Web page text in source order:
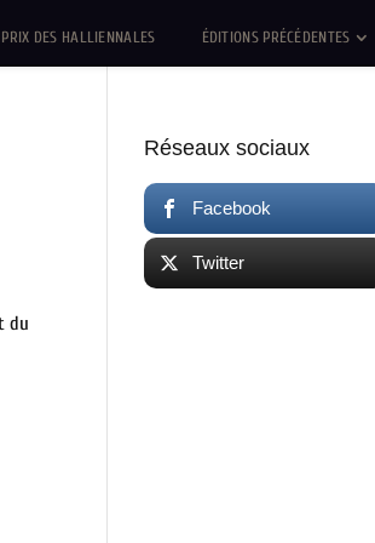
PRIX DES HALLIENNALES ÉDITIONS PRÉCÉDENTES
du
Réseaux sociaux
Facebook
Twitter